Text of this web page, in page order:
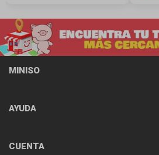
MINISO
AYUDA
CUENTA